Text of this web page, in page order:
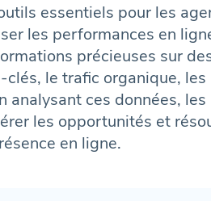
essentiels pour les
les performances en
précieuses sur
le trafic organique,
analysant ces données,
les opportunités et
en ligne.